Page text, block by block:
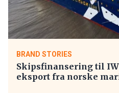
BRAND STORIES
Skipsfinansering til
eksport fra norske